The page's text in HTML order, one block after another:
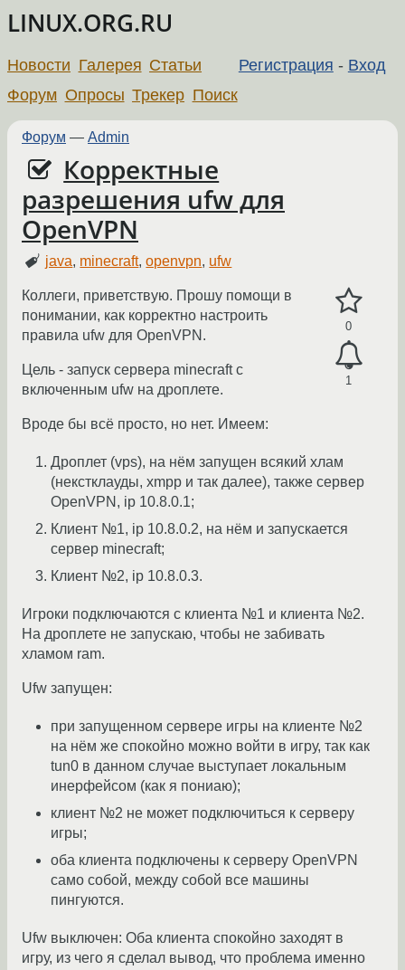
LINUX.ORG.RU
Регистрация - Вход
Новости Галерея Статьи
Форум Опросы Трекер Поиск
Форум — Admin
Корректные
разрешения ufw для
OpenVPN
java, minecraft,openvpn, ufw
0
1
Коллеги, приветствую. Прошу помощи в
понимании, как корректно настроить
правила ufw для OpenVPN.
Цель - запуск сервера minecraft с
включенным ufw на дроплете.
Вроде бы всё просто, но нет. Имеем:
Дроплет (vps), на нём запущен всякий хлам
(некстклауды, xmpp и так далее), также сервер
OpenVPN, ip 10.8.0.1;
Клиент №1, ip 10.8.0.2, на нём и запускается
сервер minecraft;
Клиент №2, ip 10.8.0.3.
Игроки подключаются с клиента №1 и клиента №2.
На дроплете не запускаю, чтобы не забивать
хламом ram.
Ufw запущен:
при запущенном сервере игры на клиенте №2
на нём же спокойно можно войти в игру, так как
tun0 в данном случае выступает локальным
инерфейсом (как я пониаю);
клиент №2 не может подключиться к серверу
игры;
оба клиента подключены к серверу OpenVPN
само собой, между собой все машины
пингуются.
Ufw выключен: Оба клиента спокойно заходят в
игру, из чего я сделал вывод, что проблема именно